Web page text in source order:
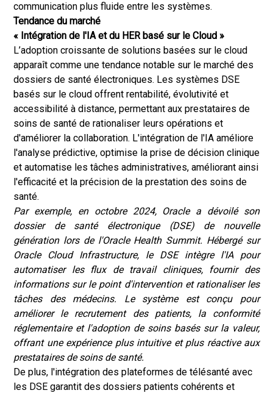
communication plus fluide entre les systèmes.
Tendance du marché
« Intégration de l'IA et du HER basé sur le Cloud »
L’adoption croissante de solutions basées sur le cloud
apparaît comme une tendance notable sur le marché des
dossiers de santé électroniques. Les systèmes DSE
basés sur le cloud offrent rentabilité, évolutivité et
accessibilité à distance, permettant aux prestataires de
soins de santé de rationaliser leurs opérations et
d'améliorer la collaboration. L'intégration de l'IA améliore
l'analyse prédictive, optimise la prise de décision clinique
et automatise les tâches administratives, améliorant ainsi
l'efficacité et la précision de la prestation des soins de
santé.
Par exemple, en octobre 2024, Oracle a dévoilé son
dossier de santé électronique (DSE) de nouvelle
génération lors de l'Oracle Health Summit. Hébergé sur
Oracle Cloud Infrastructure, le DSE intègre l'IA pour
automatiser les flux de travail cliniques, fournir des
informations sur le point d'intervention et rationaliser les
tâches des médecins. Le système est conçu pour
améliorer le recrutement des patients, la conformité
réglementaire et l'adoption de soins basés sur la valeur,
offrant une expérience plus intuitive et plus réactive aux
prestataires de soins de santé.
De plus, l'intégration des plateformes de télésanté avec
les DSE garantit des dossiers patients cohérents et